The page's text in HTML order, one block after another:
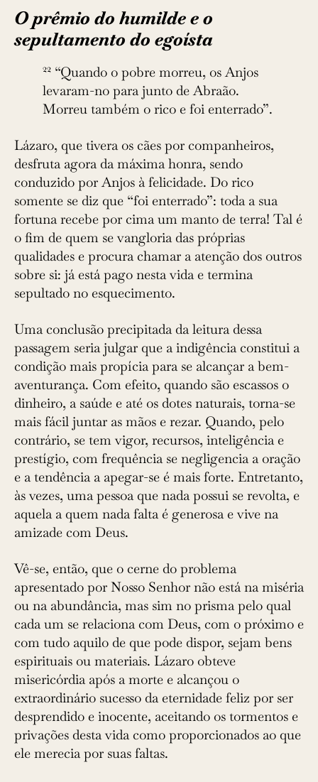
O prêmio do humilde e o
sepultamento do egoísta
22 “Quando o pobre morreu, os Anjos
levaram-no para junto de Abraão.
Morreu também o rico e foi enterrado”.
Lázaro, que tivera os cães por companheiros,
desfruta agora da máxima honra, sendo
conduzido por Anjos à felicidade. Do rico
somente se diz que “foi enterrado”: toda a sua
fortuna recebe por cima um manto de terra! Tal é
o fim de quem se vangloria das próprias
qualidades e procura chamar a atenção dos outros
sobre si: já está pago nesta vida e termina
sepultado no esquecimento.
Uma conclusão precipitada da leitura dessa
passagem seria julgar que a indigência constitui a
condição mais propícia para se alcançar a bem-
aventurança. Com efeito, quando são escassos o
dinheiro, a saúde e até os dotes naturais, torna-se
mais fácil juntar as mãos e rezar. Quando, pelo
contrário, se tem vigor, recursos, inteligência e
prestígio, com frequência se negligencia a oração
e a tendência a apegar-se é mais forte. Entretanto,
às vezes, uma pessoa que nada possui se revolta, e
aquela a quem nada falta é generosa e vive na
amizade com Deus.
Vê-se, então, que o cerne do problema
apresentado por Nosso Senhor não está na miséria
ou na abundância, mas sim no prisma pelo qual
cada um se relaciona com Deus, com o próximo e
com tudo aquilo de que pode dispor, sejam bens
espirituais ou materiais. Lázaro obteve
misericórdia após a morte e alcançou o
extraordinário sucesso da eternidade feliz por ser
desprendido e inocente, aceitando os tormentos e
privações desta vida como proporcionados ao que
ele merecia por suas faltas.